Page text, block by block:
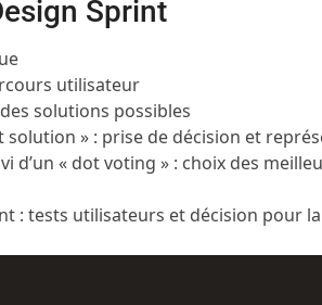
Sprint
utilisateur
solutions possibles
solution » : prise de décision et
d’un « dot voting » : choix des
: tests utilisateurs et décision pour